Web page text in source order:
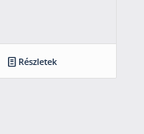
Részletek